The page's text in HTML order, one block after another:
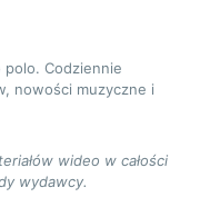
Codziennie
nowości muzyczne i
wideo w całości
wydawcy.